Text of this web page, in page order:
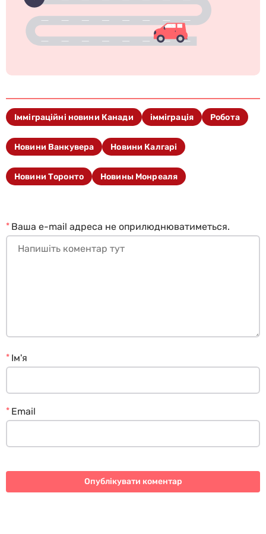
Імміграційні новини Канади імміграція Робота
Новини Ванкувера Новини Калгарі
Новини Торонто Новины Монреаля
Ваша e-mail адреса не оприлюднюватиметься.
*
Ім'я
*
Email
*